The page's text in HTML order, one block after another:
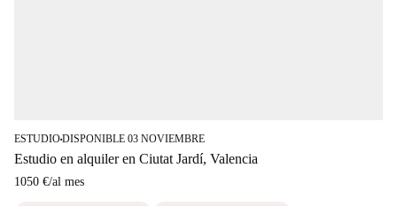
ESTUDIO■DISPONIBLE 03 NOVIEMBRE
Estudio en alquiler en Ciutat Jardí, Valencia
1050 €/al mes